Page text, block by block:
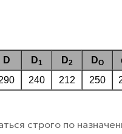
D D1 D2 DO
240 212 250
строго по